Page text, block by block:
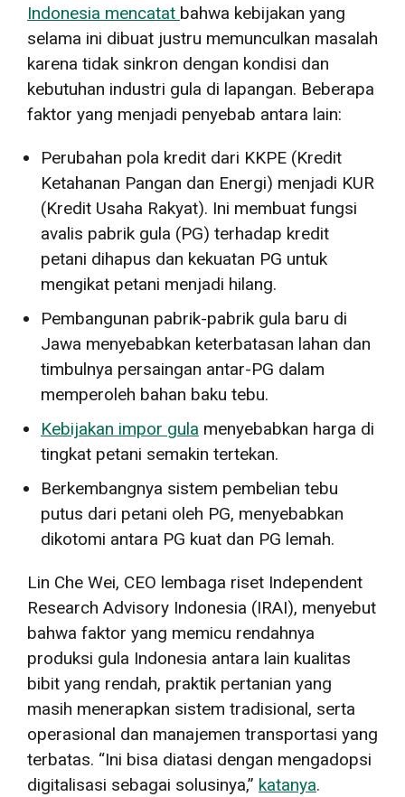
Indonesia mencatat bahwa kebijakan yang
selama ini dibuat justru memunculkan masalah
karena tidak sinkron dengan kondisi dan
kebutuhan industri gula di lapangan. Beberapa
faktor yang menjadi penyebab antara lain:
Perubahan pola kredit dari KKPE (Kredit
Ketahanan Pangan dan Energi) menjadi KUR
(Kredit Usaha Rakyat). Ini membuat fungsi
avalis pabrik gula (PG) terhadap kredit
petani dihapus dan kekuatan PG untuk
mengikat petani menjadi hilang.
Pembangunan pabrik-pabrik gula baru di
Jawa menyebabkan keterbatasan lahan dan
timbulnya persaingan antar-PG dalam
memperoleh bahan baku tebu.
Kebijakan impor gula menyebabkan harga di
tingkat petani semakin tertekan.
Berkembangnya sistem pembelian tebu
putus dari petani oleh PG, menyebabkan
dikotomi antara PG kuat dan PG lemah.
Lin Che Wei, CEO lembaga riset Independent
Research Advisory Indonesia (IRAI), menyebut
bahwa faktor yang memicu rendahnya
produksi gula Indonesia antara lain kualitas
bibit yang rendah, praktik pertanian yang
masih menerapkan sistem tradisional, serta
operasional dan manajemen transportasi yang
terbatas. “Ini bisa diatasi dengan mengadopsi
digitalisasi sebagai solusinya,” katanya.